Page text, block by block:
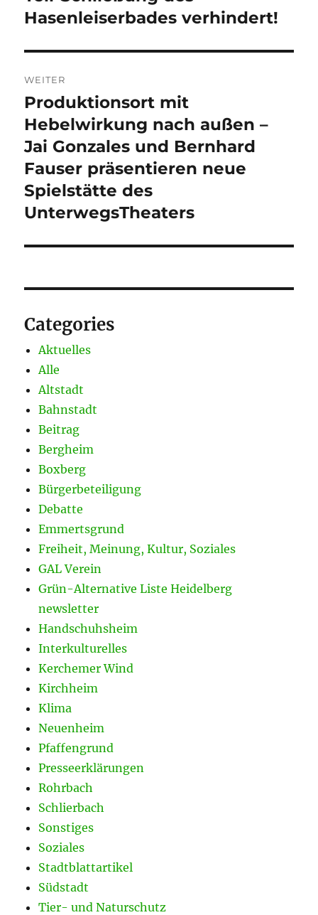
Beitrag:
Hasenleiserbades verhindert!
WEITER
Nächster
Beitrag:
Produktionsort mit
Hebelwirkung nach außen –
Jai Gonzales und Bernhard
Fauser präsentieren neue
Spielstätte des
UnterwegsTheaters
Categories
Aktuelles
Alle
Altstadt
Bahnstadt
Beitrag
Bergheim
Boxberg
Bürgerbeteiligung
Debatte
Emmertsgrund
Freiheit, Meinung, Kultur, Soziales
GAL Verein
Grün-Alternative Liste Heidelberg
newsletter
Handschuhsheim
Interkulturelles
Kerchemer Wind
Kirchheim
Klima
Neuenheim
Pfaffengrund
Presseerklärungen
Rohrbach
Schlierbach
Sonstiges
Soziales
Stadtblattartikel
Südstadt
Tier- und Naturschutz